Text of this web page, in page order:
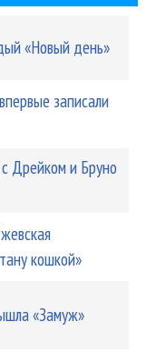
«Новый день»
записали
Дрейком и Бруно
кошкой»
«Замуж»